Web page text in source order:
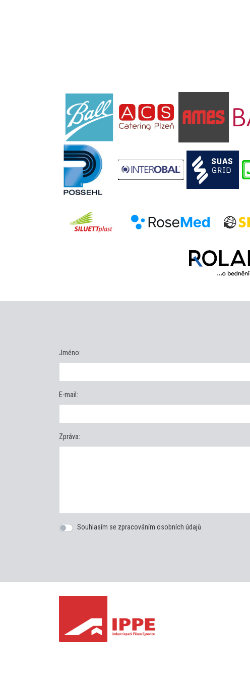
Jméno:
E-mail:
Zpráva:
Souhlasím se zpracováním osobních údajů